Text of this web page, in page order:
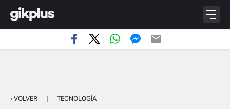
‹ VOLVER | TECNOLOGÍA